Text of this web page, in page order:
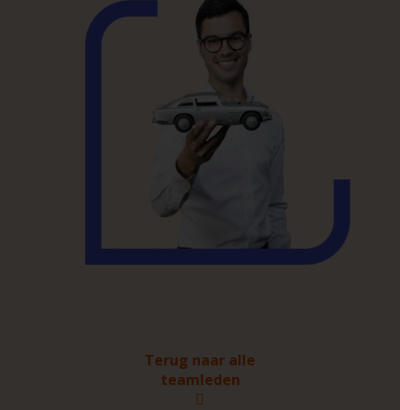
Terug naar alle
teamleden